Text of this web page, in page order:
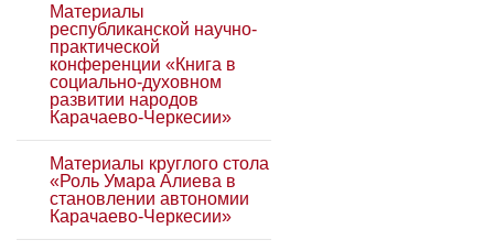
Материалы
республиканской научно-
практической
конференции «Книга в
социально-духовном
развитии народов
Карачаево-Черкесии»
Материалы круглого стола
«Роль Умара Алиева в
становлении автономии
Карачаево-Черкесии»